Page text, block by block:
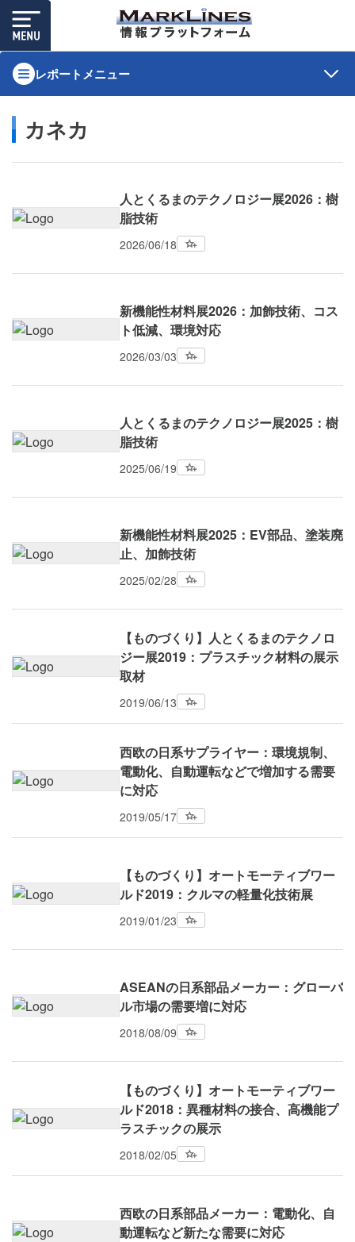
レポートメニュー
カネカ
人とくるまのテクノロジー展2026：樹
脂技術
2026/06/18
新機能性材料展2026：加飾技術、コス
ト低減、環境対応
2026/03/03
人とくるまのテクノロジー展2025：樹
脂技術
2025/06/19
新機能性材料展2025：EV部品、塗装廃
止、加飾技術
2025/02/28
【ものづくり】人とくるまのテクノロ
ジー展2019：プラスチック材料の展示
取材
2019/06/13
西欧の日系サプライヤー：環境規制、
電動化、自動運転などで増加する需要
に対応
2019/05/17
【ものづくり】オートモーティブワー
ルド2019：クルマの軽量化技術展
2019/01/23
ASEANの日系部品メーカー：グローバ
ル市場の需要増に対応
2018/08/09
【ものづくり】オートモーティブワー
ルド2018：異種材料の接合、高機能プ
ラスチックの展示
2018/02/05
西欧の日系部品メーカー：電動化、自
動運転など新たな需要に対応